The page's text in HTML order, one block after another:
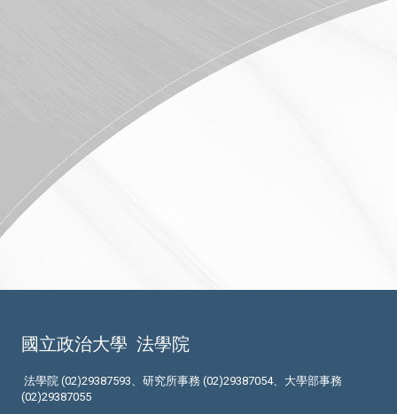
國立政治大學 法學院
法學院 (02)29387593、研究所事務 (02)29387054、大學部事務
(02)29387055